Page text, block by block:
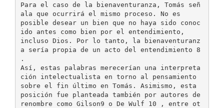
Para el caso de la bienaventuranza, Tomás señ
ala que ocurrirá el mismo proceso. No es
posible desear un bien que no haya sido conoc
ido antes como bien por el entendimiento,
incluso Dios. Por lo tanto, la bienaventuranz
a sería propia de un acto del entendimiento 8
.
Así, estas palabras merecerían una interpreta
ción intelectualista en torno al pensamiento
sobre el fin último en Tomás. Asimismo, esta
posición fue planteada también por autores de
renombre como Gilson9 o De Wulf 10 , entre ot